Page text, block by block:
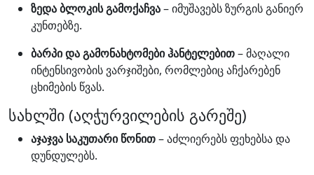
ზედა ბლოკის გამოქაჩვა– იმუშავებს ზურგის განიერ
კუნთებზე.
ბარპი და გამონახტომები ჰანტელებით– მაღალი
ინტენსივობის ვარჯიშები, რომლებიც აჩქარებენ
ცხიმების წვას.
სახლში (აღჭურვილების გარეშე)
აჯაჯვა საკუთარი წონით– აძლიერებს ფეხებსა და
დუნდულებს.